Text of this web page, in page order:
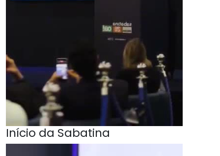
Início da Sabatina